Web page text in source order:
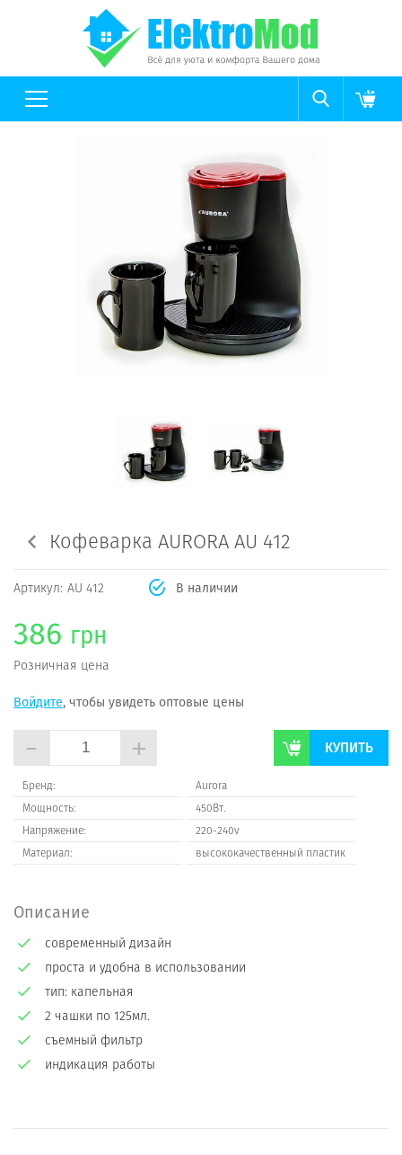
Кофеварка AURORA AU 412
Артикул: AU 412 В наличии
386 грн
Розничная цена
Войдите, чтобы увидеть оптовые цены
- + КУПИТЬ
Бренд:
Aurora
Мощность:
450Вт.
Напряжение:
220-240v
Материал:
высококачественный пластик
Описание
современный дизайн
проста и удобна в использовании
тип: капельная
2 чашки по 125мл.
съемный фильтр
индикация работы